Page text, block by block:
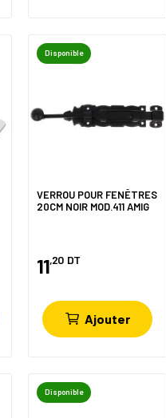
Disponible
VERROU POUR FENÊTRES
20CM NOIR MOD.411 AMIG
11,20 DT
Ajouter
Disponible